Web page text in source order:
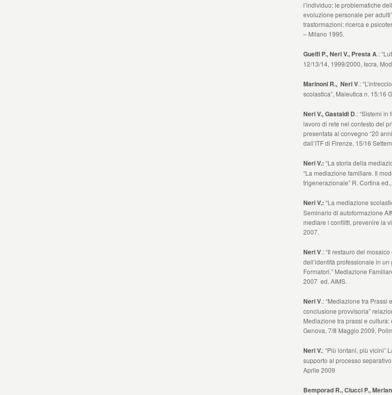
l’individuo: le problematiche
evoluzione personale per
trasformazioni: ricerca e
– Milano 1995.
Guelfi P., Neri V., Presta A.:
12/13/14, 1999/2000, Iscra,
Marinoni R., Neri V.:
scolastica”, Maieutica n. 15:16
Neri V., Gastaldi D.: “Sistemi
lavoro di rete nel contesto del
presentata al convegno “20
dall’ITF di Firenze, 15/16
Neri V.: “La storia della
“La mediazione familiare. Il
trigenerazionale” R. Cortina
Neri V.: “La mediazione
Seminario di autoformazione
mediare i conflitti, prevenire la
2007.
Neri V.: “Il restauro del
dell’identità professionale in
Formatori.” Mediazione
2007 ed. AIMS.
Neri V.: “Mediazione tra Prassi
conclusione provvisoria”
Mediazione tra prassi e cultura:
Genova, 7/8 Maggio 2009,
Neri V.: “Più lontani, più vicini”
supporto al processo
Aprile 2009
Bemporad R., Ciucci P.,